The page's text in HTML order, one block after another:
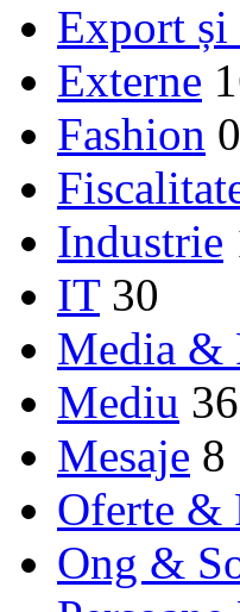
Export
Externe
Fashion 0
Industrie
IT 30
Media &
Mediu 36
Mesaje 8
Oferte &
Ong &